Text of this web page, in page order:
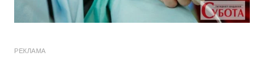
РЕКЛАМА